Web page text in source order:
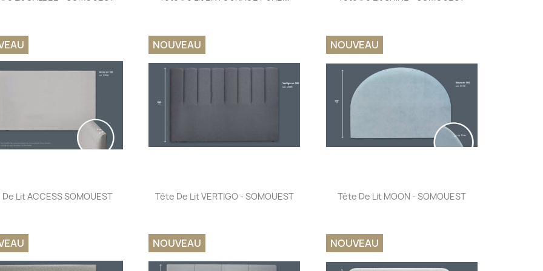
 Aperçu rapide
Lit ACCESS SOMOUEST Aperçu rapide
Tête De Lit VERTIGO - SOMOUEST
NOUVEAU
 Aperçu rapide
Tête De Lit MOON - SOMOUEST
NOUVEAU
NOUVEAU NOUVEAU